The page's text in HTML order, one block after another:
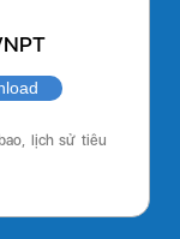
lịch sử tiêu